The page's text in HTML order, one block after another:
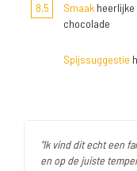
8,5 Smaak
chocolade
Spijssuggestie
"Ik vind dit echt een
en op de juiste